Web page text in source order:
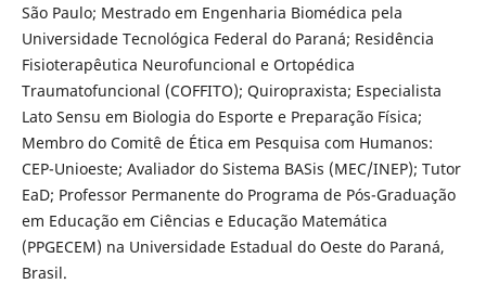
São Paulo; Mestrado em Engenharia Biomédica pela
Universidade Tecnológica Federal do Paraná; Residência
Fisioterapêutica Neurofuncional e Ortopédica
Traumatofuncional (COFFITO); Quiropraxista; Especialista
Lato Sensu em Biologia do Esporte e Preparação Física;
Membro do Comitê de Ética em Pesquisa com Humanos:
CEP-Unioeste; Avaliador do Sistema BASis (MEC/INEP); Tutor
EaD; Professor Permanente do Programa de Pós-Graduação
em Educação em Ciências e Educação Matemática
(PPGECEM) na Universidade Estadual do Oeste do Paraná,
Brasil.